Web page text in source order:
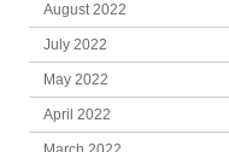
August 2022
July 2022
May 2022
April 2022